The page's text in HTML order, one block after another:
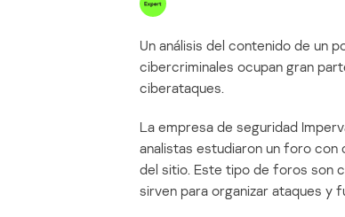
Un análisis del contenido de un
cibercriminales ocupan gran
ciberataques.
La empresa de seguridad
analistas estudiaron un foro
del sitio. Este tipo de foros son
sirven para organizar ataques y